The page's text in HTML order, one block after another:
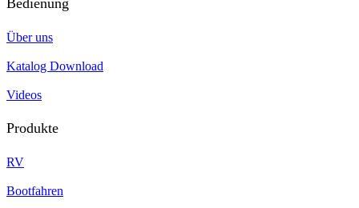
Bedienung
Über uns
Katalog Download
Videos
Produkte
RV
Bootfahren